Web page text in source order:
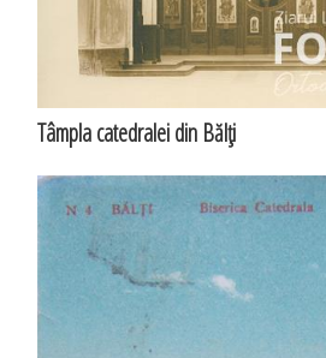
Tâmpla catedralei din Bălţi